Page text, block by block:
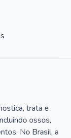
trata e
ossos,
No Brasil, a